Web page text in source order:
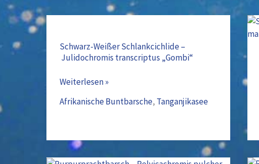
Schwarz-Weißer Schlankcichlide –
Julidochromis transcriptus „Gombi“
Weißer
Schlankcichlide
Julidochromis
transcriptus
Weiterlesen »
Afrikanische Buntbarsche, Tanganjikasee